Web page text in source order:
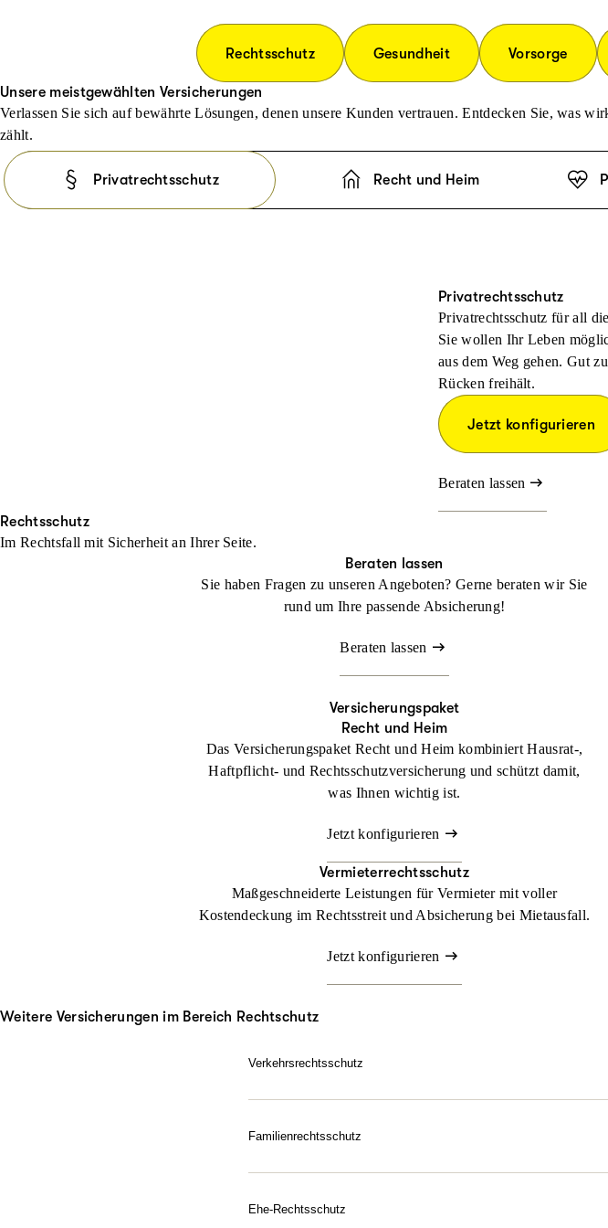
Rechtsschutz Gesundheit Vorsorge
Unsere meistgewählten Versicherungen
Verlassen Sie sich auf bewährte Lösungen, denen unsere Kunden vertrauen. Entdecken Sie, was
zählt.
Privatrechtsschutz Recht und Heim
Privatrechtsschutz
Privatrechtsschutz für all
Sie wollen Ihr Leben
aus dem Weg gehen. Gut
Rücken freihält.
Jetzt konfigurieren
Beraten lassen
Rechtsschutz
Im Rechtsfall mit Sicher­heit an Ihrer Seite.
Beraten lassen
Sie haben Fragen zu unseren Angeboten? Gerne beraten wir Sie
rund um Ihre passende Absicherung!
Beraten lassen
Versicherungspaket
Recht und Heim
Das Versicherungspaket Recht und Heim kombiniert Hausrat-,
Haftpflicht- und Rechtsschutzversicherung und schützt damit,
was Ihnen wichtig ist.
Jetzt konfigurieren
Vermieterrechtsschutz
Maßgeschneiderte Leistungen für Vermieter mit voller
Kostendeckung im Rechtsstreit und Absicherung bei Mietausfall.
Jetzt konfigurieren
Weitere Versicherungen im Bereich Rechtschutz
Verkehrsrechtsschutz
Familienrechtsschutz
Schutz ausfallen soll.
Ehe-Rechtsschutz